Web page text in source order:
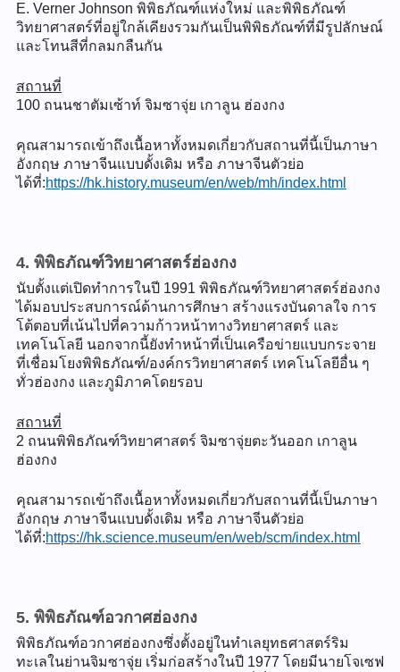
E. Verner Johnson พิพิธภัณฑ์แห่งใหม่ และพิพิธภัณฑ์
วิทยาศาสตร์ที่อยู่ใกล้เคียงรวมกันเป็นพิพิธภัณฑ์ที่มีรูปลักษณ์
และโทนสีที่กลมกลืนกัน
สถานที่
100 ถนนชาตัมเซ้าท์ จิมซาจุ่ย เกาลูน ฮ่องกง
คุณสามารถเข้าถึงเนื้อหาทั้งหมดเกี่ยวกับสถานที่นี้เป็นภาษา
อังกฤษ ภาษาจีนแบบดั้งเดิม หรือ ภาษาจีนตัวย่อ
ได้ที่:https://hk.history.museum/en/web/mh/index.html
4. พิพิธภัณฑ์วิทยาศาสตร์ฮ่องกง
นับตั้งแต่เปิดทำการในปี 1991 พิพิธภัณฑ์วิทยาศาสตร์ฮ่องกง
ได้มอบประสบการณ์ด้านการศึกษา สร้างแรงบันดาลใจ การ
โต้ตอบที่เน้นไปที่ความก้าวหน้าทางวิทยาศาสตร์ และ
เทคโนโลยี นอกจากนี้ยังทำหน้าที่เป็นเครือข่ายแบบกระจาย
ที่เชื่อมโยงพิพิธภัณฑ์/องค์กรวิทยาศาสตร์ เทคโนโลยีอื่น ๆ
ทั่วฮ่องกง และภูมิภาคโดยรอบ
สถานที่
2 ถนนพิพิธภัณฑ์วิทยาศาสตร์ จิมซาจุ่ยตะวันออก เกาลูน
ฮ่องกง
คุณสามารถเข้าถึงเนื้อหาทั้งหมดเกี่ยวกับสถานที่นี้เป็นภาษา
อังกฤษ ภาษาจีนแบบดั้งเดิม หรือ ภาษาจีนตัวย่อ
ได้ที่:https://hk.science.museum/en/web/scm/index.html
5. พิพิธภัณฑ์อวกาศฮ่องกง
พิพิธภัณฑ์อวกาศฮ่องกงซึ่งตั้งอยู่ในทำเลยุทธศาสตร์ริม
ทะเลในย่านจิมซาจุ่ย เริ่มก่อสร้างในปี 1977 โดยมีนายโจเซฟ